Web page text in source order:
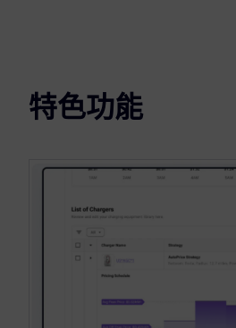
特色功能